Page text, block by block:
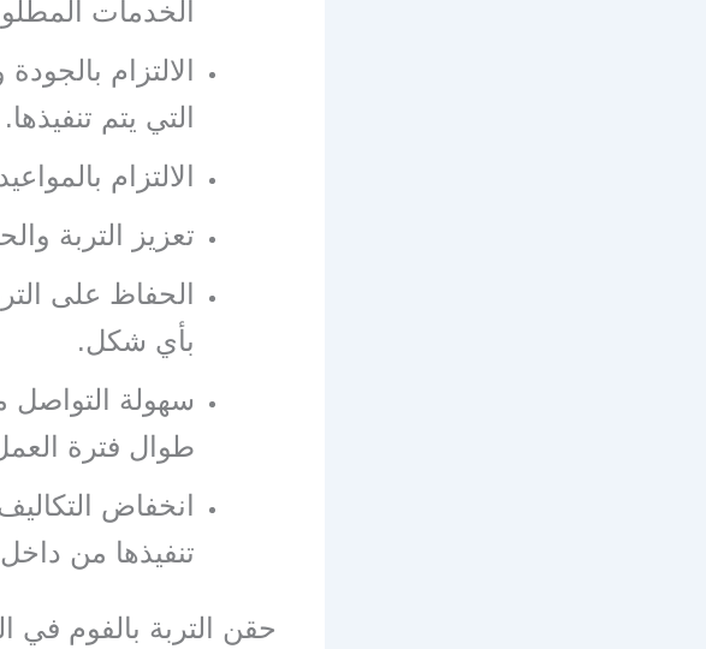
الخدمات
الالتزام
التي يتم تنفيذها.
الالتزام
تعزيز التربة
الحفاظ على
بأي شكل.
سهولة التواصل
طوال فترة
انخفاض
تنفيذها من
حقن التربة بالفوم في